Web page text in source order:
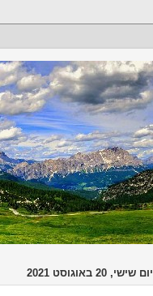
יום שישי, 20 באוגוסט 2021